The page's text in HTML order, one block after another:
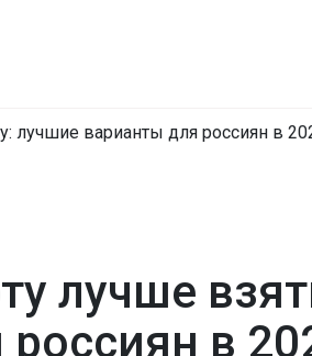
лучшие варианты для россиян в
лучше
в